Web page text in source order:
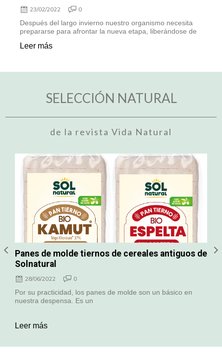
23/02/2022 0
Después del largo invierno nuestro organismo necesita
prepararse para afrontar la nueva etapa, liberándose de
Leer más
SELECCIÓN NATURAL
de la revista Vida Natural
Panes de molde tiernos de cereales antiguos de
Solnatural
28/06/2022 0
Por su practicidad, los panes de molde son un básico en
nuestra despensa. Es un
Leer más